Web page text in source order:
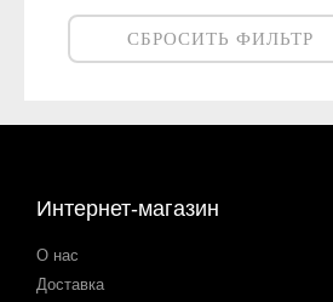
СБРОСИТЬ ФИЛЬТР
Интернет-магазин
О нас
Доставка